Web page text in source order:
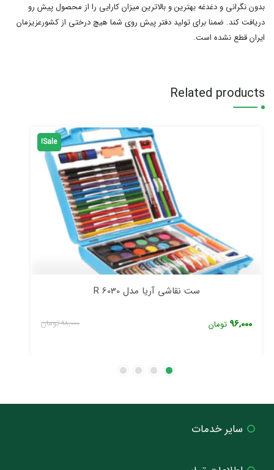
بدون نگرانی و دغدغه بهترین و بالاترین میزان کارایی را از محصول پیش رو
دریافت کند. ضمنا برای تولید دفتر پیش روی شما هیچ درختی از کشورعزیزمان
ایران قطع نشده است.
Related products
Sale!
ست نقاشی آریا مدل 6030 R
98,000تومان 96,000 تومان
سایر خدمات